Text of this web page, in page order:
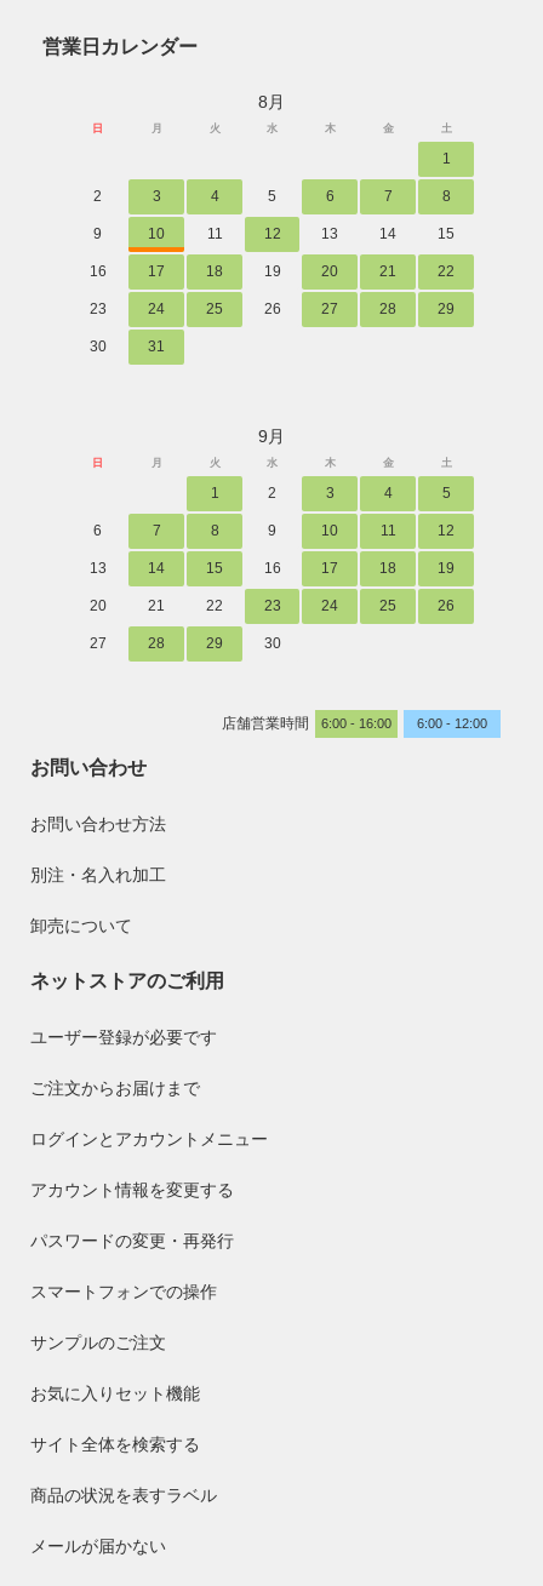
営業日カレンダー
8月
日 月 火 水 木 金 土
1
2 3 4 5 6 7 8
9 10 11 12 13 14 15
16 17 18 19 20 21 22
23 24 25 26 27 28 29
30 31
9月
日 月 火 水 木 金 土
1 2 3 4 5
6 7 8 9 10 11 12
13 14 15 16 17 18 19
20 21 22 23 24 25 26
27 28 29 30
店舗営業時間 6:00 - 16:00 6:00 - 12:00
お問い合わせ
お問い合わせ方法
別注・名入れ加工
卸売について
ネットストアのご利用
ユーザー登録が必要です
ご注文からお届けまで
ログインとアカウントメニュー
アカウント情報を変更する
パスワードの変更・再発行
スマートフォンでの操作
サンプルのご注文
お気に入りセット機能
サイト全体を検索する
商品の状況を表すラベル
メールが届かない